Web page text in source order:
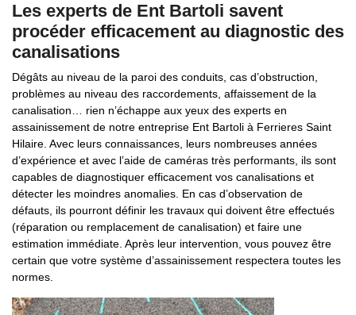
Les experts de Ent Bartoli savent
procéder efficacement au diagnostic des
canalisations
Dégâts au niveau de la paroi des conduits, cas d’obstruction,
problèmes au niveau des raccordements, affaissement de la
canalisation… rien n’échappe aux yeux des experts en
assainissement de notre entreprise Ent Bartoli à Ferrieres Saint
Hilaire. Avec leurs connaissances, leurs nombreuses années
d’expérience et avec l’aide de caméras très performants, ils sont
capables de diagnostiquer efficacement vos canalisations et
détecter les moindres anomalies. En cas d’observation de
défauts, ils pourront définir les travaux qui doivent être effectués
(réparation ou remplacement de canalisation) et faire une
estimation immédiate. Après leur intervention, vous pouvez être
certain que votre système d’assainissement respectera toutes les
normes.